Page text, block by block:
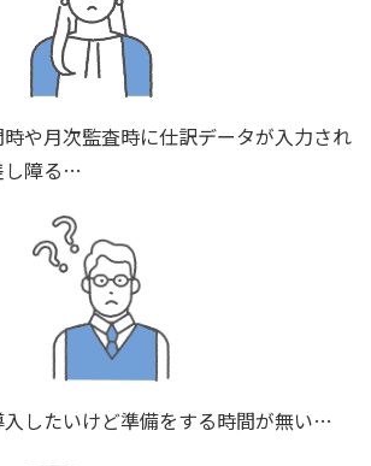
や月次監査時に仕訳データが入力され
し障る…
したいけど準備をする時間が無い…